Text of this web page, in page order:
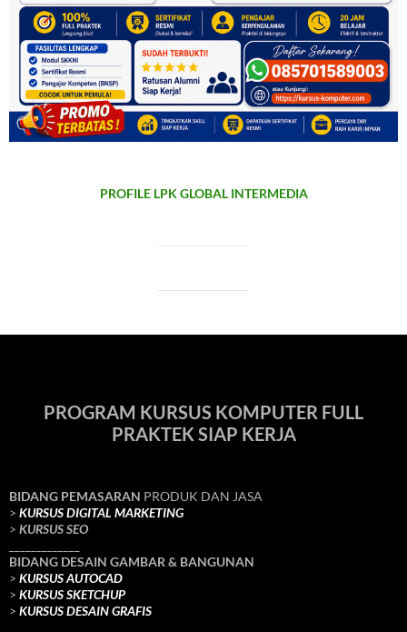
PROFILE LPK GLOBAL INTERMEDIA
PROGRAM KURSUS KOMPUTER FULL
PRAKTEK SIAP KERJA
BIDANG PEMASARAN PRODUK DAN JASA
> KURSUS DIGITAL MARKETING
> KURSUS SEO
BIDANG DESAIN GAMBAR & BANGUNAN
> KURSUS AUTOCAD
> KURSUS SKETCHUP
> KURSUS DESAIN GRAFIS